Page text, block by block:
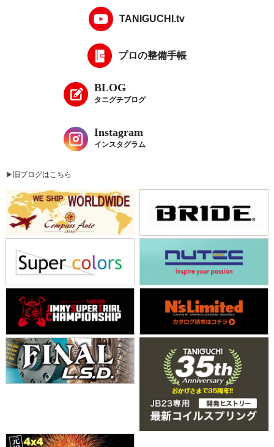
TANIGUCHI.tv
プロの整備手帳
BLOG
タニグチブログ
Instagram
インスタグラム
旧ブログはこちら